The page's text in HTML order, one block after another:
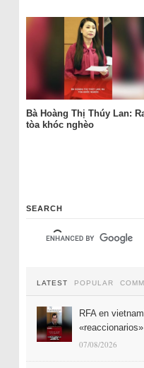
Bà Hoàng Thị Thúy Lan:
tòa khóc nghèo
SEARCH
LATEST POPULAR
RFA en
07/08/2026